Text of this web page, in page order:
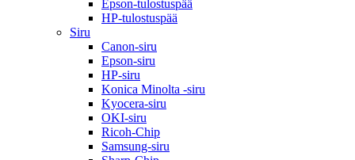
Epson-tulostuspää
HP-tulostuspää
Siru
Canon-siru
Epson-siru
HP-siru
Konica Minolta -siru
Kyocera-siru
OKI-siru
Ricoh-Chip
Samsung-siru